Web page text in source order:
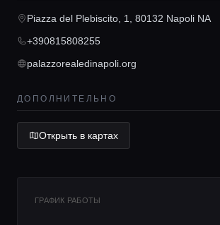
Локации
Гиды
Консьерж
Lifestyle журнал
Piazza del Plebiscito, 1, 80132 Napoli NA
+390815808255
palazzorealedinapoli.org
ДОПОЛНИТЕЛЬНО
Открыть в картах
ГРАФИК РАБОТЫ